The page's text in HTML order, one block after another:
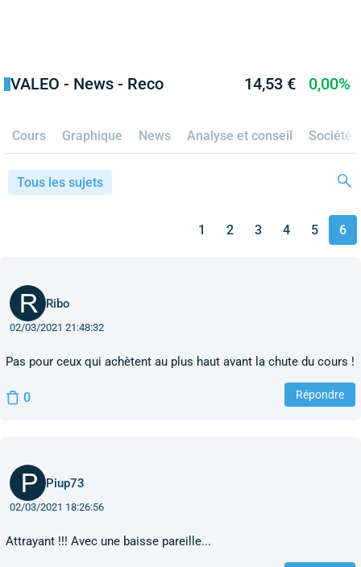
VALEO - News - Reco 14,53 € 0,00%
Cours Graphique News Analyse et conseil Société
Tous les sujets
1 2 3 4 5 6
Ribo
02/03/2021 21:48:32
Pas pour ceux qui achètent au plus haut avant la chute du cours !
0 Répondre
Piup73
02/03/2021 18:26:56
Attrayant !!! Avec une baisse pareille...